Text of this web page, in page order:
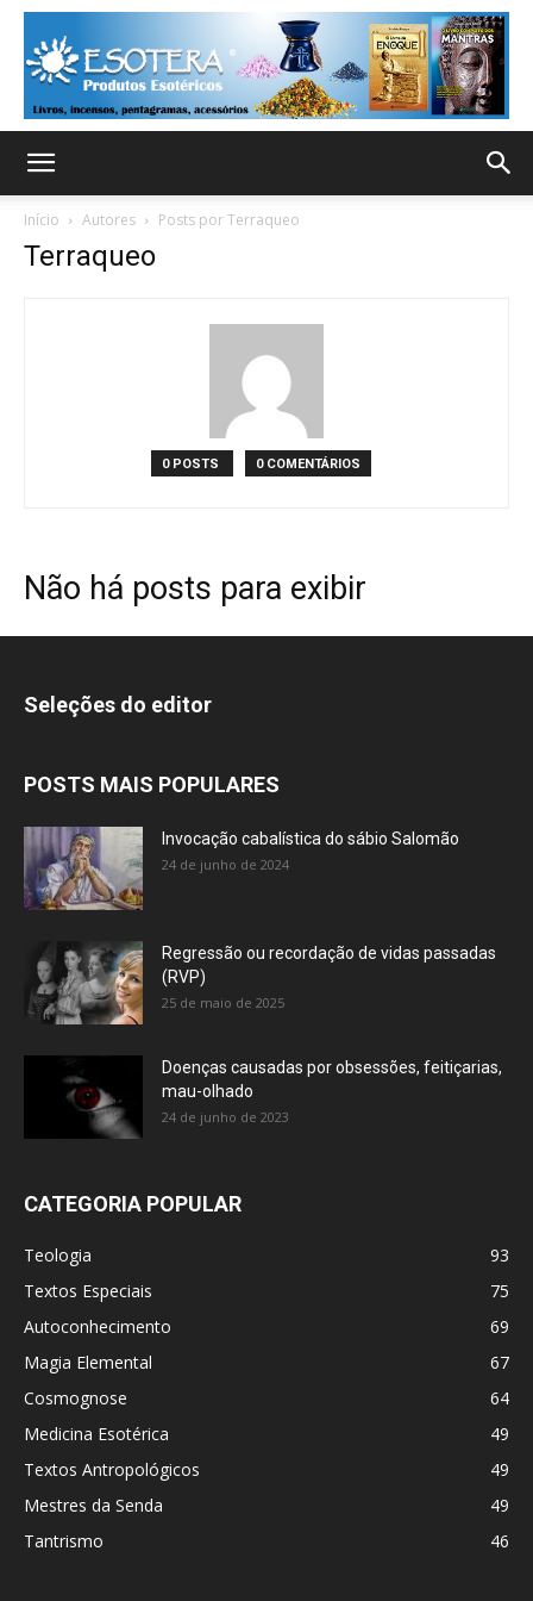
Início Autores Posts por Terraqueo
Terraqueo
0 POSTS 0 COMENTÁRIOS
Não há posts para exibir
Seleções do editor
POSTS MAIS POPULARES
Invocação cabalística do sábio Salomão
24 de junho de 2024
Regressão ou recordação de vidas passadas
(RVP)
25 de maio de 2025
Doenças causadas por obsessões, feitiçarias,
mau-olhado
24 de junho de 2023
CATEGORIA POPULAR
Teologia
93
Textos Especiais
75
Autoconhecimento
69
Magia Elemental
67
Cosmognose
64
Medicina Esotérica
49
Textos Antropológicos
49
Mestres da Senda
49
Tantrismo
46